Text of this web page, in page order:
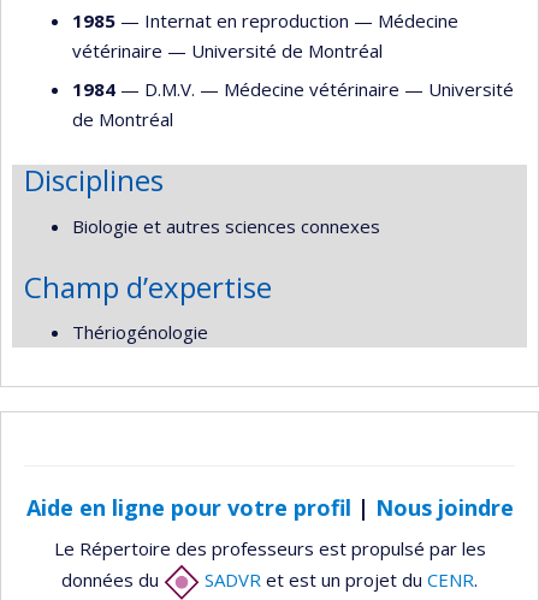
1985 — Internat en reproduction — Médecine
vétérinaire — Université de Montréal
1984 — D.M.V. — Médecine vétérinaire — Université
de Montréal
Disciplines
Biologie et autres sciences connexes
Champ d’expertise
Thériogénologie
Aide en ligne pour votre profil | Nous joindre
Le Répertoire des professeurs est propulsé par les
données du
SADVR et est un projet du CENR.